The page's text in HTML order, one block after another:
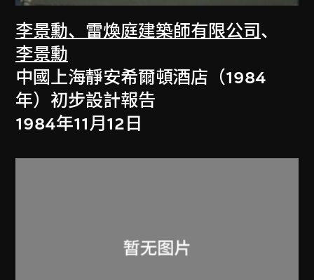
李景勳、雷煥庭建築師有限公司 、
李景勳
中國上海靜安希爾頓酒店（1984
年）初步設計報告
1984年11月12日